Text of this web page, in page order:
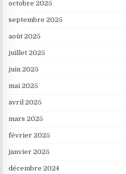
octobre 2025
septembre 2025
août 2025
juillet 2025
juin 2025
mai 2025
avril 2025
mars 2025
février 2025
janvier 2025
décembre 2024